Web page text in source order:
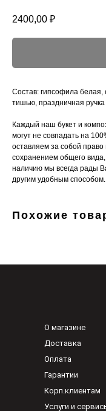
2400,00 ₽
Состав: гипсофила белая,
тишью, праздничная ручка
Каждый наш букет и
могут не совпадать на
оставляем за собой
сохранением общего
наличию мы всегда рады
другим удобным способом.
Похожие
О магазине
Оплата
Доставка
Гарантии
Корп.клиентам
Услуги и